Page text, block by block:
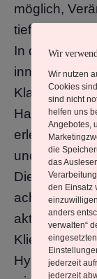
möglich,
tiefen,
In der
innere
Klarheit
erleben
und
Die
achtsam und
aktuellen
Klient:innen.
Hypnose
Wir
Wir nutzen
Cookies
sind nicht
helfen uns
Angebotes,
die
das
den Einsatz
anders
verwalten“
jederzeit
jederzeit